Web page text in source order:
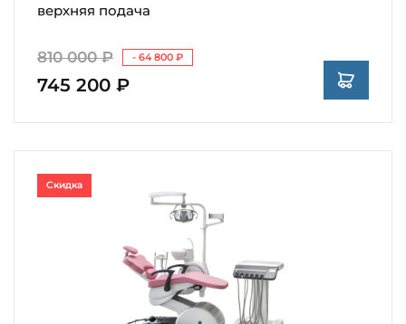
верхняя подача
810 000 ₽ - 64 800 ₽
745 200 ₽
Скидка